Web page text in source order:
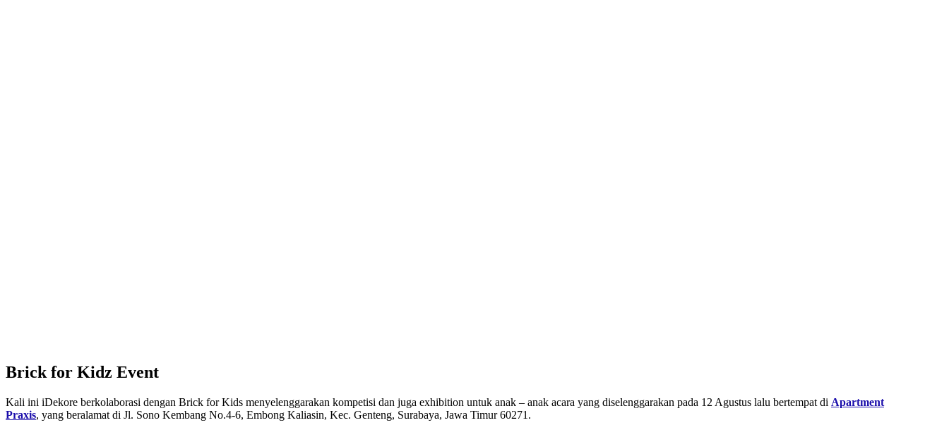
Brick for Kidz Event
Kali ini iDekore berkolaborasi dengan Brick for Kids menyelenggarakan kompetisi dan juga exhibition untuk anak – anak acara yang diselenggarakan pada 12 Agustus lalu bertempat di Apartment
Praxis, yang beralamat di Jl. Sono Kembang No.4-6, Embong Kaliasin, Kec. Genteng, Surabaya, Jawa Timur 60271.